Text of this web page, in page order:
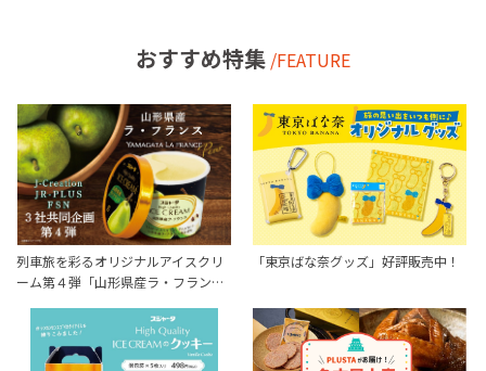
おすすめ特集 /FEATURE
列車旅を彩るオリジナルアイスクリ
ーム第４弾「山形県産ラ・フラン…
「東京ばな奈グッズ」好評販売中！